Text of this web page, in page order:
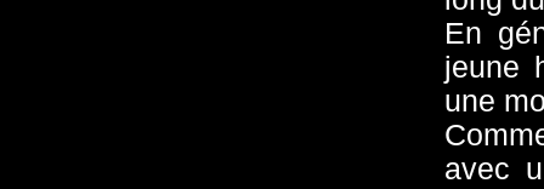
En
jeune
une
avec